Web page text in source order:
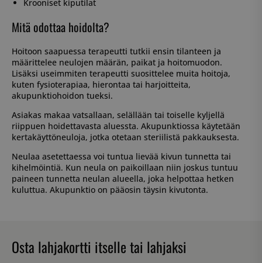
Krooniset kiputilat
Mitä odottaa hoidolta?
Hoitoon saapuessa terapeutti tutkii ensin tilanteen ja
määrittelee neulojen määrän, paikat ja hoitomuodon.
Lisäksi useimmiten terapeutti suosittelee muita hoitoja,
kuten fysioterapiaa, hierontaa tai harjoitteita,
akupunktiohoidon tueksi.
Asiakas makaa vatsallaan, selällään tai toiselle kyljellä
riippuen hoidettavasta aluessta. Akupunktiossa käytetään
kertakäyttöneuloja, jotka otetaan steriilistä pakkauksesta.
Neulaa asetettaessa voi tuntua lievää kivun tunnetta tai
kihelmöintiä. Kun neula on paikoillaan niin joskus tuntuu
paineen tunnetta neulan alueella, joka helpottaa hetken
kuluttua. Akupunktio on pääosin täysin kivutonta.
Osta lahjakortti itselle tai lahjaksi